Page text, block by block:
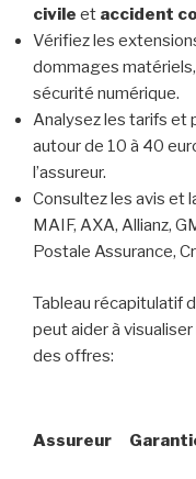
civile et accident
Vérifiez les
dommages
sécurité numérique.
Analysez les tarifs et
autour de 10 à 40
l’assureur.
Consultez les avis et
MAIF, AXA, Allianz,
Postale Assurance,
Tableau récapitulatif
peut aider à
des offres:
Assureur